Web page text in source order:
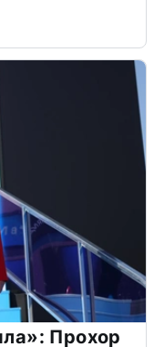
Прохор